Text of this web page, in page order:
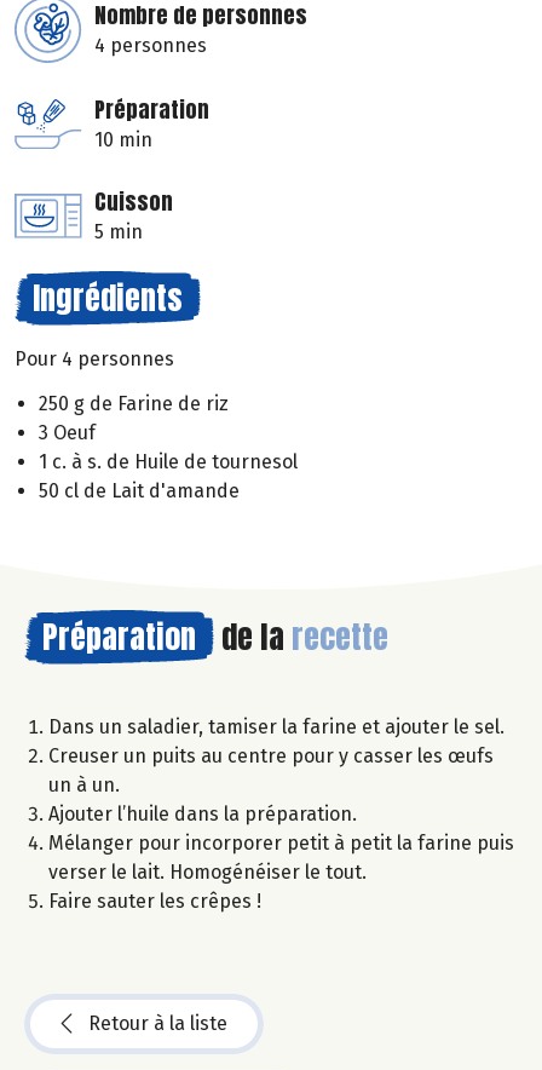
Nombre de personnes
4 personnes
Préparation
10 min
Cuisson
5 min
Ingrédients
Pour 4 personnes
250 g de Farine de riz
3 Oeuf
1 c. à s. de Huile de tournesol
50 cl de Lait d'amande
Préparation de la recette
Dans un saladier, tamiser la farine et ajouter le sel.
Creuser un puits au centre pour y casser les œufs
un à un.
Ajouter l’huile dans la préparation.
Mélanger pour incorporer petit à petit la farine puis
verser le lait. Homogénéiser le tout.
Faire sauter les crêpes !
Retour à la liste